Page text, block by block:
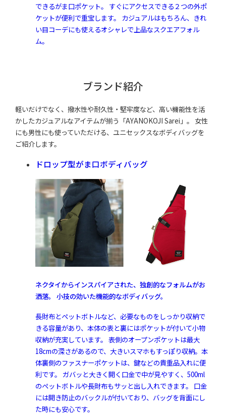
できるがま口ポケット。 すぐにアクセスできる２つの外ポ
ケットが便利で重宝します。 カジュアルはもちろん、きれ
い目コーデにも使えるオシャレで上品なスクエアフォル
ム。
ブランド紹介
軽いだけでなく、撥水性や耐久性・堅牢度など、高い機能性を活
かしたカジュアルなアイテムが揃う「AYANOKOJI Sarei」。 女性
にも男性にも使っていただける、ユニセックスなボディバッグを
ご紹介します。
ドロップ型がま口ボディバッグ
ネクタイからインスパイアされた、独創的なフォルムがお
洒落。 小技の効いた機能的なボディバッグ。
長財布とペットボトルなど、必要なものをしっかり収納で
きる容量があり、本体の表と裏にはポケットが付いて小物
収納が充実しています。 表側のオープンポケットは最大
18cmの深さがあるので、大きいスマホもすっぽり収納。本
体裏側のファスナーポケットは、鍵などの貴重品入れに便
利です。 ガバッと大きく開く口金で中が見やすく、500ml
のペットボトルや長財布もサッと出し入れできます。 口金
には開き防止のバックルが付いており、バッグを背面にし
た時にも安心です。